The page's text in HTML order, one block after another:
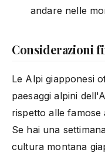
andare nelle
Considerazioni
Le Alpi giapponesi
paesaggi alpini
rispetto alle famose
Se hai una
cultura montana